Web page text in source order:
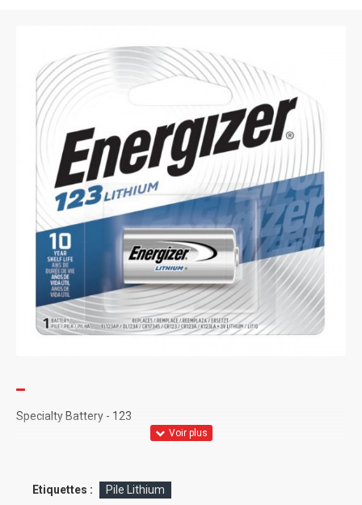
Specialty Battery - 123
Etiquettes : Pile Lithium